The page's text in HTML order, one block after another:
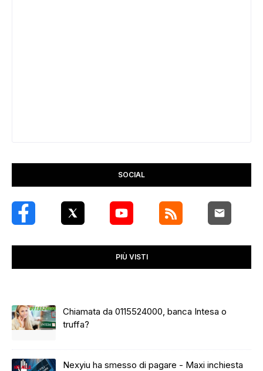
SOCIAL
PIÙ VISTI
Chiamata da 0115524000, banca Intesa o
truffa?
Nexyiu ha smesso di pagare - Maxi inchiesta